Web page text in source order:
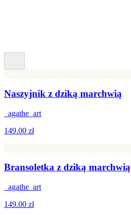
Naszyjnik z dziką marchwią
_agathe_art
149.00 zł
Bransoletka z dziką marchwią
_agathe_art
149.00 zł